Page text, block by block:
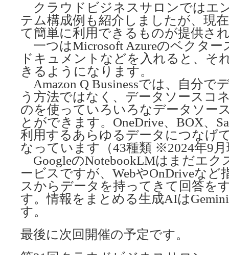
クラウドビジネスサロンではエ
テム構成例も紹介しましたが、現
て簡単に利用できるものが提供さ
一つはMicrosoft Azureのベクター
ドキュメントなどを入れると、そ
きるようになります。
Amazon Q Businessでは、自分で
う方法ではなく、データソースコ
のを使っていろいろなデータソー
とができます。OneDrive、BOX、
利用するあらゆるデータにつなげ
なっています（43種類 ※2024年9
GoogleのNotebookLMはまだエク
ービスですが、WebやOnDriveなど
スからデータを持ってきて回答を
す。情報をまとめる生成AIは
す。
最後に次回開催の予定です。